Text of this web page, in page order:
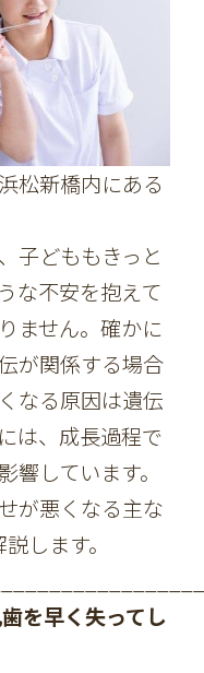
松新橋内にある
子どももきっと
な不安を抱えて
ません。確かに
が関係する場合
なる原因は遺伝
は、成長過程で
響しています。
が悪くなる主な
します。
を早く失ってし